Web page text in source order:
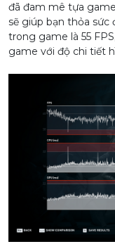
đã đam mê tựa
sẽ giúp bạn thỏa
trong game là 55
game với độ chi tiết